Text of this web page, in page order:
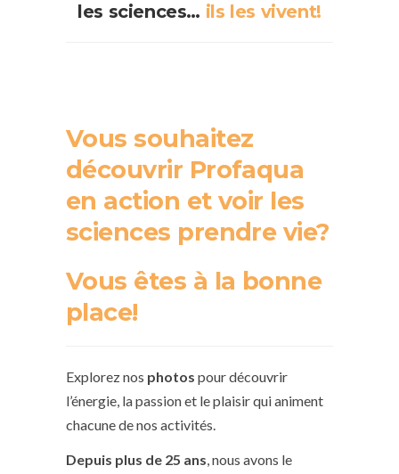
les sciences… ils les vivent!
Vous souhaitez
découvrir Profaqua
en action et voir les
sciences prendre vie?
Vous êtes à la bonne
place!
Explorez nos photos pour découvrir
l’énergie, la passion et le plaisir qui animent
chacune de nos activités.
Depuis plus de 25 ans, nous avons le